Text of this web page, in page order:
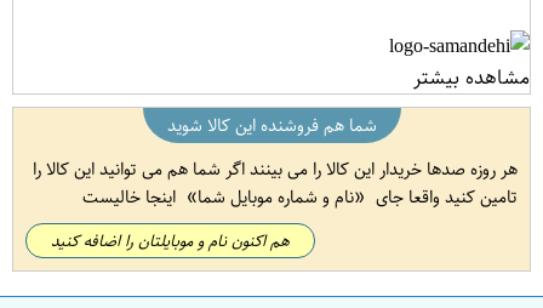
مشاهده بیشتر
شما هم فروشنده این کالا شوید
هر روزه صدها خریدار این کالا را می بینند اگر شما هم می توانید این کالا را
تامین کنید واقعا جای
نام و شماره موبایل شما اینجا خالیست
هم اکنون نام و موبایلتان را اضافه کنید